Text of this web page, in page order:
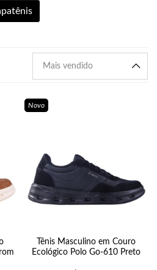
Novo
Tênis Masculino em Couro
Ecológico Polo Go-610 Preto